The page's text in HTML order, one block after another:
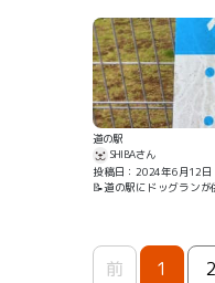
道の駅
SHIBAさん
投稿日：2024年6月12日
📝道の駅にドッグラン
前 1 2